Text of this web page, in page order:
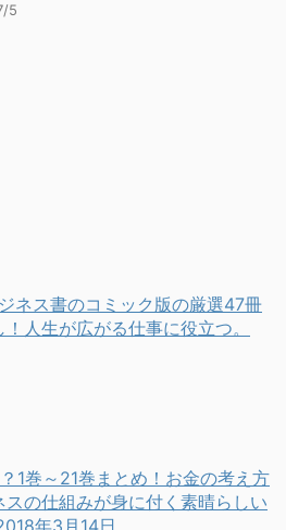
5
ネス書のコミック版の厳選47冊
人生が広がる仕事に役立つ。
1巻～21巻まとめ！お金の考え方
の仕組みが身に付く素晴らしい
年3月14日